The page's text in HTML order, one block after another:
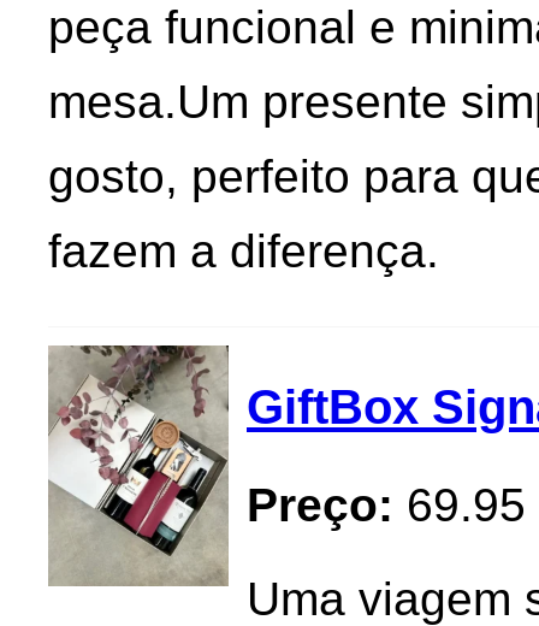
peça funcional e
mesa.Um presente
gosto, perfeito para
fazem a diferença.
GiftBox
Preço: 69.95
Uma viagem